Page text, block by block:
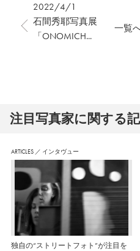
2022/4/1
石間秀耶写真展
「ONOMICH...
一覧
注⽬写真家に関する
ARTICLES ／ インタヴュー
独自の“ストリートフォト”が注目を